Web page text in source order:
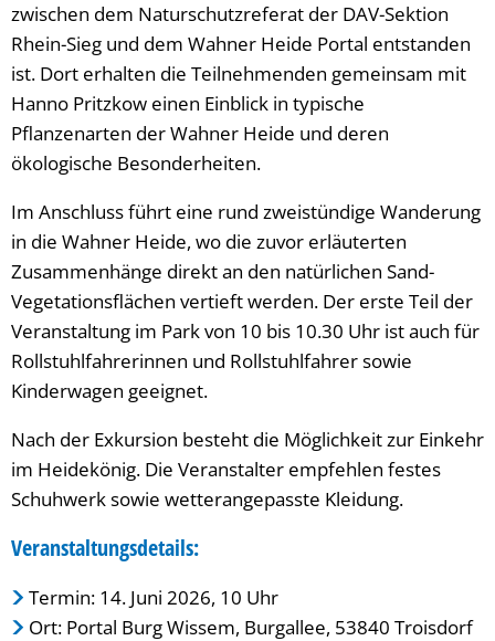
zwischen dem Naturschutzreferat der DAV-Sektion
Rhein-Sieg und dem Wahner Heide Portal entstanden
ist. Dort erhalten die Teilnehmenden gemeinsam mit
Hanno Pritzkow einen Einblick in typische
Pflanzenarten der Wahner Heide und deren
ökologische Besonderheiten.
Im Anschluss führt eine rund zweistündige Wanderung
in die Wahner Heide, wo die zuvor erläuterten
Zusammenhänge direkt an den natürlichen Sand-
Vegetationsflächen vertieft werden. Der erste Teil der
Veranstaltung im Park von 10 bis 10.30 Uhr ist auch für
Rollstuhlfahrerinnen und Rollstuhlfahrer sowie
Kinderwagen geeignet.
Nach der Exkursion besteht die Möglichkeit zur Einkehr
im Heidekönig. Die Veranstalter empfehlen festes
Schuhwerk sowie wetterangepasste Kleidung.
Veranstaltungsdetails:
Termin: 14. Juni 2026, 10 Uhr
Ort: Portal Burg Wissem, Burgallee, 53840 Troisdorf